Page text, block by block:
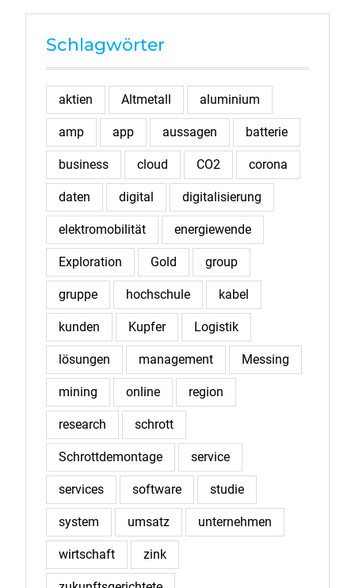
Schlagwörter
aktien Altmetall aluminium
amp app aussagen batterie
business cloud CO2 corona
daten digital digitalisierung
elektromobilität energiewende
Exploration Gold group
gruppe hochschule kabel
kunden Kupfer Logistik
lösungen management Messing
mining online region
research schrott
Schrottdemontage service
services software studie
system umsatz unternehmen
wirtschaft zink